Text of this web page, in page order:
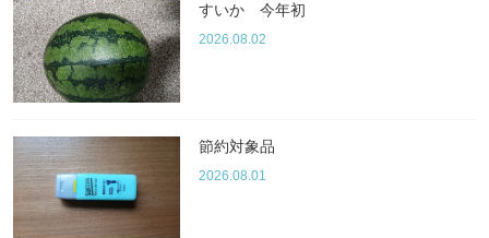
すいか 今年初
2026.08.02
節約対象品
2026.08.01